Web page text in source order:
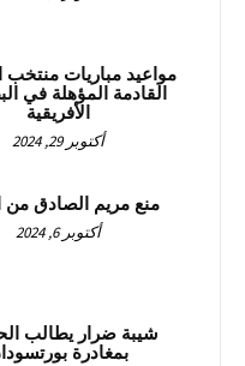
مواعيد مباريات منتخب
القادمة المؤهلة في
الأفريقية
أكتوبر 29, 2024
منع مريم الصادق من
أكتوبر 6, 2024
شيبة ضرار يطالب
بمغادرة